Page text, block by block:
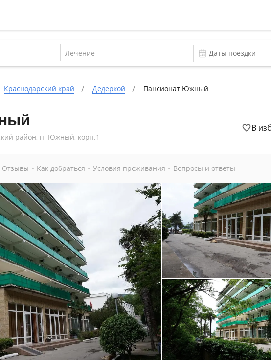
Лечение
Краснодарский край Дедеркой Пансионат Южный
район, п. Южный, корп.1
В
Отзывы Как добраться Условия проживания Вопросы и ответы